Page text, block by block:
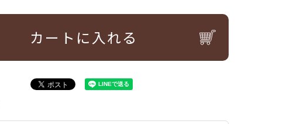
カートに入れる